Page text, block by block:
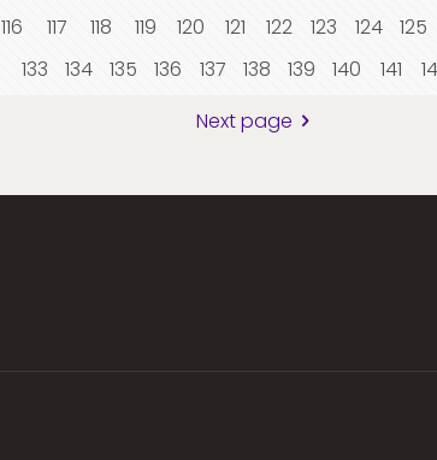
116 117 118 119 120 121 122 123 124 125
133
134 135 136 137 138 139 140 141
Next page